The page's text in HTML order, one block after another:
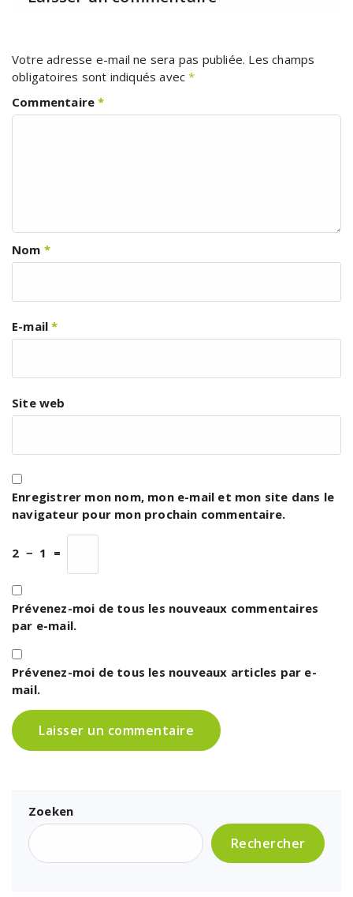
Votre adresse e-mail ne sera pas publiée. Les champs
obligatoires sont indiqués avec*
Commentaire*
Nom *
E-mail*
Site web
Enregistrer mon nom, mon e-mail et mon site dans le
navigateur pour mon prochain commentaire.
2 − 1 =
Prévenez-moi de tous les nouveaux commentaires
par e-mail.
Prévenez-moi de tous les nouveaux articles par e-
mail.
Zoeken
Rechercher